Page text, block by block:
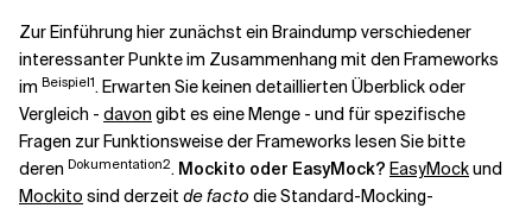
Verwandte Themen
Zur Einführung hier zunächst ein Braindump verschiedener
interessanter Punkte im Zusammenhang mit den Frameworks
im Beispiel1. Erwarten Sie keinen detaillierten Überblick oder
Vergleich - davon gibt es eine Menge - und für spezifische
Fragen zur Funktionsweise der Frameworks lesen Sie bitte
deren Dokumentation2. Mockito oder EasyMock? EasyMockund
Mockito sind derzeit de facto die Standard-Mocking-